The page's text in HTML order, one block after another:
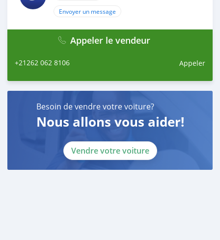
Envoyer un message
Appeler le vendeur
+21262 062 8106 Appeler
Besoin de vendre votre voiture?
Nous allons vous aider!
Vendre votre voiture